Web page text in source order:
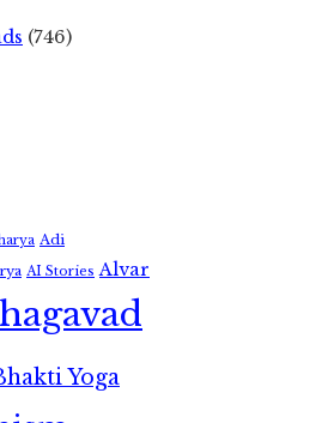
(746)
Adi
AI Stories Alvar
Yoga